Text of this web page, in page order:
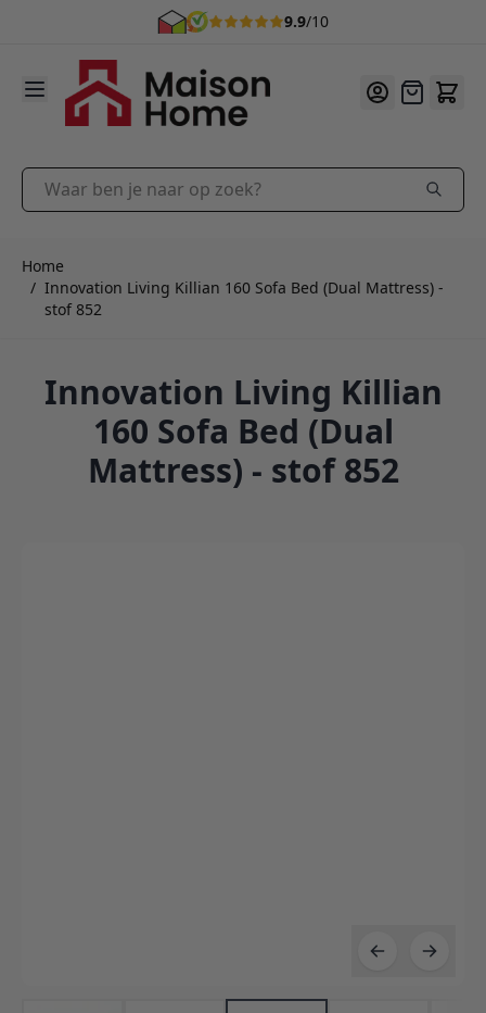
9.9/10
Ga naar de inhoud
Offerte
Waar ben je naar op zoek?
Home
/ Innovation Living Killian 160 Sofa Bed (Dual Mattress) -
stof 852
Innovation Living Killian
160 Sofa Bed (Dual
Mattress) - stof 852